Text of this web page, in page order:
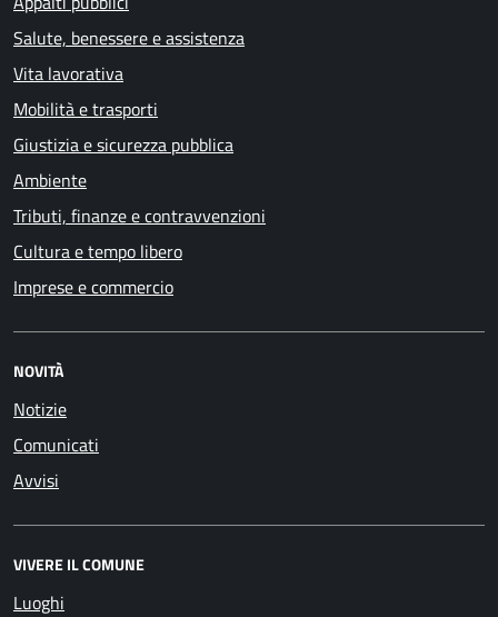
Salute, benessere e assistenza
Vita lavorativa
Mobilità e trasporti
Giustizia e sicurezza pubblica
Ambiente
Tributi, finanze e contravvenzioni
Cultura e tempo libero
Imprese e commercio
NOVITÀ
Notizie
Comunicati
Avvisi
VIVERE IL COMUNE
Luoghi